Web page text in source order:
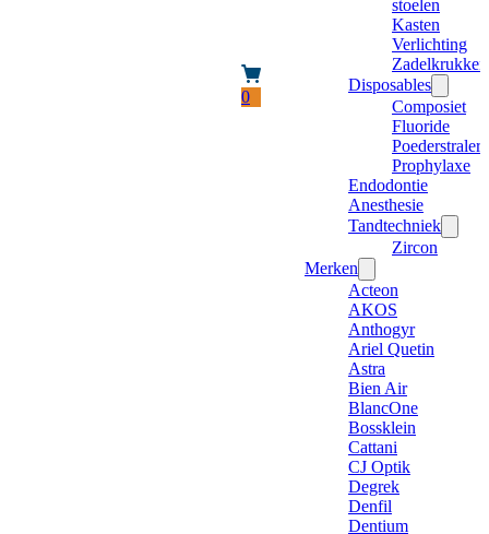
0
stoelen
Kasten
Verlichting
Zadelkrukken
Disposables
Composiet
Fluoride
Poederstraler
Prophylaxe
Endodontie
Anesthesie
Tandtechniek
Zircon
Merken
Acteon
AKOS
Anthogyr
Ariel Quetin
Astra
Bien Air
BlancOne
Bossklein
Cattani
CJ Optik
Degrek
Denfil
Dentium